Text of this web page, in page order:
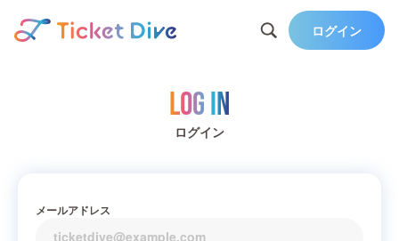
ログイン
Log in
ログイン
メールアドレス